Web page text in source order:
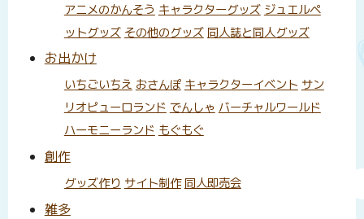
アニメのかんそう キャラクターグッズ ジュエルペ
ットグッズ その他のグッズ 同人誌と同人グッズ
お出かけ
いちごいちえ おさんぽ キャラクターイベント サン
リオピューロランド でんしゃ バーチャルワールド
ハーモニーランド もぐもぐ
創作
グッズ作り サイト制作 同人即売会
雑多